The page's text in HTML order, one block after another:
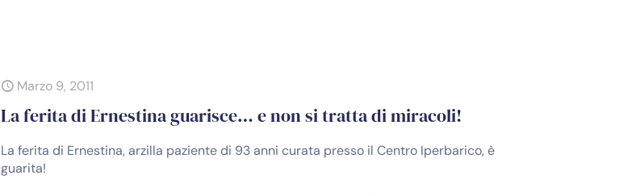
Marzo 9, 2011
La ferita di Ernestina guarisce… e non si tratta di miracoli!
La ferita di Ernestina, arzilla paziente di 93 anni curata presso il Centro Iperbarico, è
guarita!